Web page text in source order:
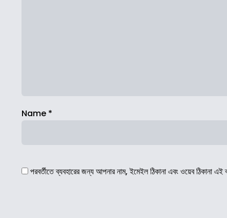
Name *
পরবর্তীতে ব্যবহারের জন্য আপনার নাম, ইমেইল ঠিকানা এবং ওয়েব ঠিকানা এই